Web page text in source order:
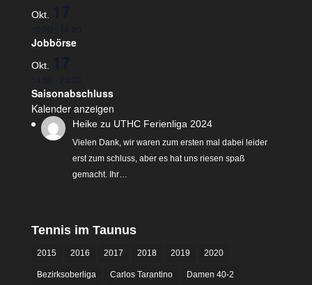
Okt.
Jobbörse
Okt.
Saisonabschluss
Kalender anzeigen
Heike zu UTHC Ferienliga 2024
Vielen Dank, wir waren zum ersten mal dabei leider
erst zum schluss, aber es hat uns riesen spaß
gemacht. Ihr…
Tennis im Taunus
2015 2016 2017 2018 2019 2020
Bezirksoberliga Carlos Tarantino Damen 40-2